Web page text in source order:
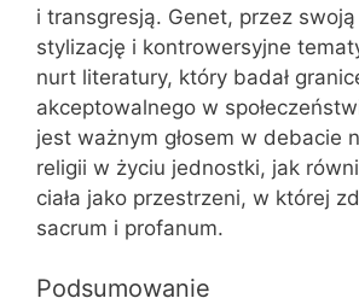
i transgresją. Genet, przez
stylizację i kontrowersyjne
nurt literatury, który badał
akceptowalnego w
jest ważnym głosem w debacie
religii w życiu jednostki, jak
ciała jako przestrzeni, w której
sacrum i profanum.
Podsumowanie